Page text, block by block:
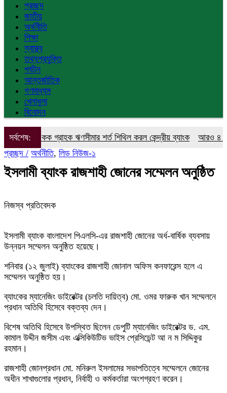
প্রচ্ছদ
জাতীয়
অর্থনীতি
শিক্ষা
স্বাস্থ্য
তথ্যপ্রযুক্তি
পর্যটন
আন্তর্জাতিক
গণমাধ্যম
খেলাধুলা
বিনোদন
সর্বশেষ:
একক গ্রাহক ঋণসীমার শর্ত শিথিল করল কেন্দ্রীয় ব্যাংক
আরও ৪ কোটি ডলার
প্রচ্ছদ / অর্থনীতি, লিড নিউজ-১
ইসলামী ব্যাংক রাজশাহী জোনের সম্মেলন অনুষ্ঠিত
নিজস্ব প্রতিবেদক
ইসলামী ব্যাংক বাংলাদেশ পিএলসি-এর রাজশাহী জোনের অর্ধ-বার্ষিক ব্যবসায়
উন্নয়ন সম্মেলন অনুষ্ঠিত হয়েছে।
শনিবার (১২ জুলাই) ব্যাংকের রাজশাহী জোনাল অফিস কনফারেন্স হলে এ
সম্মেলন অনুষ্ঠিত হয়।
ব্যাংকের ম্যানেজিং ডাইরেক্টর (চলতি দায়িত্ব) মো. ওমর ফারুক খান সম্মেলনে
প্রধান অতিথি হিসেবে বক্তব্য দেন।
বিশেষ অতিথি হিসেবে উপস্থিত ছিলেন ডেপুটি ম্যানেজিং ডাইরেক্টর ড. এম.
কামাল উদ্দীন জসীম এবং এক্সিকিউটিভ ভাইস প্রেসিডেন্ট আ ন ম সিদ্দিকুর
রহমান।
রাজশাহী জোনপ্রধান মো. মনিরুল ইসলামের সভাপতিত্বে সম্মেলনে জোনের
অধীন শাখাগুলোর প্রধান, নির্বাহী ও কর্মকর্তারা অংশগ্রহণ করেন।